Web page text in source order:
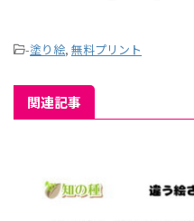
-塗り絵, 無料プリント
関連記事